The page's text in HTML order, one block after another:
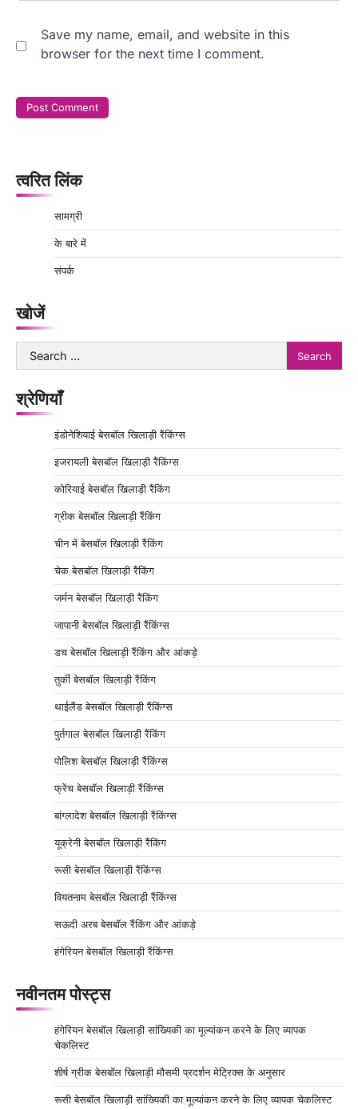
Save my name, email, and website in this
browser for the next time I comment.
त्वरित लिंक
सामग्री
के बारे में
संपर्क
खोजें
Search
for:
श्रेणियाँ
इंडोनेशियाई बेसबॉल खिलाड़ी रैंकिंग्स
इजरायली बेसबॉल खिलाड़ी रैंकिंग्स
कोरियाई बेसबॉल खिलाड़ी रैंकिंग
ग्रीक बेसबॉल खिलाड़ी रैंकिंग
चीन में बेसबॉल खिलाड़ी रैंकिंग
चेक बेसबॉल खिलाड़ी रैंकिंग
जर्मन बेसबॉल खिलाड़ी रैंकिंग
जापानी बेसबॉल खिलाड़ी रैंकिंग्स
डच बेसबॉल खिलाड़ी रैंकिंग और आंकड़े
तुर्की बेसबॉल खिलाड़ी रैंकिंग
थाईलैंड बेसबॉल खिलाड़ी रैंकिंग्स
पुर्तगाल बेसबॉल खिलाड़ी रैंकिंग
पोलिश बेसबॉल खिलाड़ी रैंकिंग्स
फ्रेंच बेसबॉल खिलाड़ी रैंकिंग्स
बांग्लादेश बेसबॉल खिलाड़ी रैंकिंग्स
यूक्रेनी बेसबॉल खिलाड़ी रैंकिंग
रूसी बेसबॉल खिलाड़ी रैंकिंग्स
वियतनाम बेसबॉल खिलाड़ी रैंकिंग्स
सऊदी अरब बेसबॉल रैंकिंग और आंकड़े
हंगेरियन बेसबॉल खिलाड़ी रैंकिंग्स
नवीनतम पोस्ट्स
हंगेरियन बेसबॉल खिलाड़ी सांख्यिकी का मूल्यांकन करने के लिए व्यापक
चेकलिस्ट
शीर्ष ग्रीक बेसबॉल खिलाड़ी मौसमी प्रदर्शन मेट्रिक्स के अनुसार
रूसी बेसबॉल खिलाड़ी सांख्यिकी का मूल्यांकन करने के लिए व्यापक चेकलिस्ट